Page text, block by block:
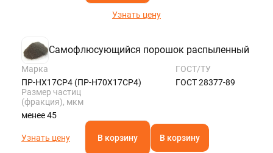
Узнать цену
Самофлюсующийся порошок распыленный
Марка
ПР-НХ17СР4 (ПР-Н70Х17СР4)
ГОСТ/ТУ
ГОСТ 28377-89
Размер частиц
(фракция), мкм
менее 45
Узнать цену В корзину В корзину